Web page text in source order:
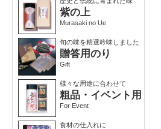
紫の上
Murasaki no Ue
旬の味を精選吟味しました
贈答用のり
Gift
様々な用途に合わせて
粗品・イベント用
For Event
食材の仕入れに